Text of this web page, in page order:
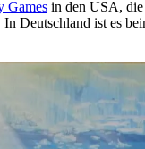
Games in den USA, die
Deutschland ist es